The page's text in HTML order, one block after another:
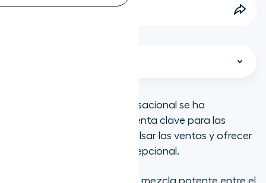
Calli Millang
La tecnología de IA conversacional se ha
convertido en una herramienta clave para las
empresas que quieren impulsar las ventas y ofrecer
una atención al cliente excepcional.
Sus funciones aportan una mezcla potente entre el